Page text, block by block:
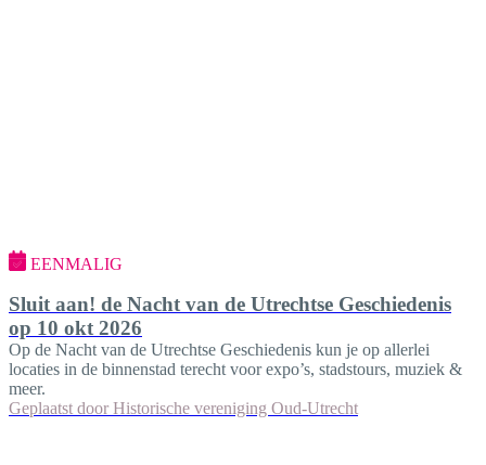
EENMALIG
Sluit aan! de Nacht van de Utrechtse Geschiedenis
op 10 okt 2026
Op de Nacht van de Utrechtse Geschiedenis kun je op allerlei
locaties in de binnenstad terecht voor expo’s, stadstours, muziek &
meer.
Geplaatst door Historische vereniging Oud-Utrecht